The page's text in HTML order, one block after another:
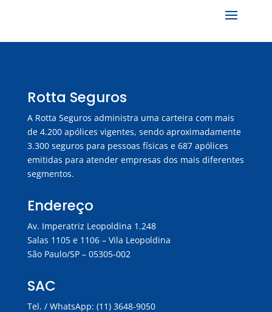
Rotta Seguros
A Rotta Seguros administra uma carteira com mais
de 4.200 apólices vigentes, sendo aproximadamente
3.300 seguros para pessoas físicas e 687 apólices
emitidas para atender empresas dos mais diferentes
segmentos.
Endereço
Av. Imperatriz Leopoldina 1.248
Salas 1105 e 1106 – Vila Leopoldina
São Paulo/SP – 05305-002
SAC
Tel. / WhatsApp: (11) 3648-9050